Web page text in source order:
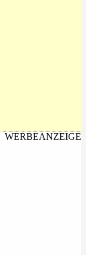
WERBEANZEIGE